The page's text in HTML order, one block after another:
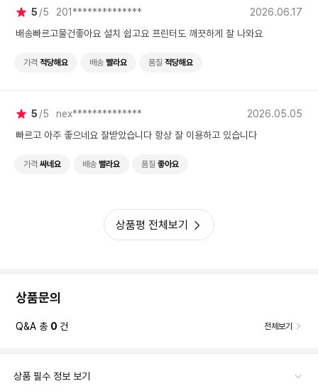
5 5 201**************
2026.06.17
배송빠르고물건좋아요 설치 쉽고요 프린터도 깨끗하게 잘 나와요
가격 적당해요 배송 빨라요 품질 적당해요
5 5 nex**************
2026.05.05
빠르고 아주 좋으네요 잘받았습니다 항상 잘 이용하고 있습니다
가격 싸네요 배송 빨라요 품질 좋아요
상품평 전체보기
상품문의
Q&A 총 0 건 전체보기
상품 필수 정보 보기